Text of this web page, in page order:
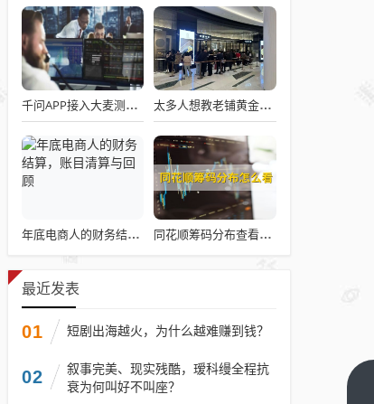
千问APP接入大麦测试“一句话买电影票” 太多人想教老铺黄金怎么做生意了
年底电商人的财务结算，账目清算与回顾 同花顺筹码分布查看详解攻略
最近发表
01 短剧出海越火，为什么越难赚到钱？
02
叙事完美、现实残酷，瑷科缦全程抗
衰为何叫好不叫座？